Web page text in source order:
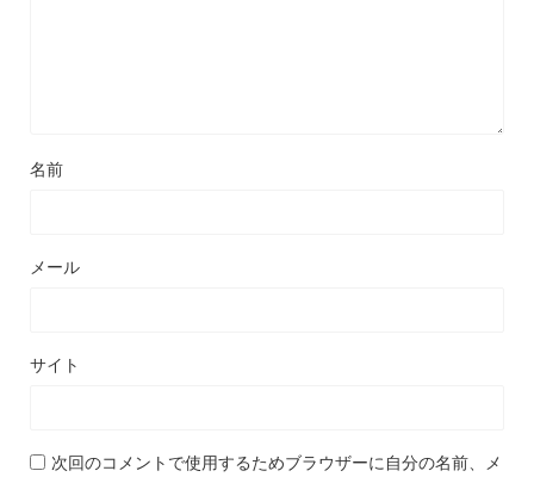
名前
メール
サイト
次回のコメントで使用するためブラウザーに自分の名前、メ